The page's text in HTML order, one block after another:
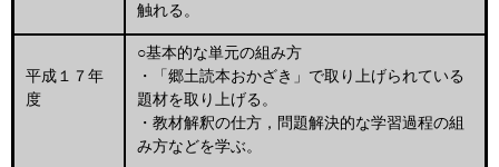
触れる。
平成１７年
度
○基本的な単元の組み方
・「郷土読本おかざき」で取り上げられている
題材を取り上げる。
・教材解釈の仕方，問題解決的な学習過程の組
み方などを学ぶ。